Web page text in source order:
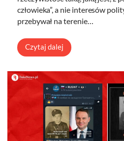
człowieka”, a nie interesów
przebywał na terenie…
Czytaj dalej